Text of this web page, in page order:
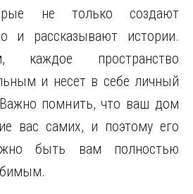
не только создают
и рассказывают истории.
каждое пространство
и несет в себе личный
помнить, что ваш дом
вас самих, и поэтому его
быть вам полностью